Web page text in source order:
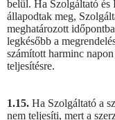
belül. Ha Szolgáltató és
állapodtak meg,
meghatározott
legkésőbb a
számított harminc
teljesítésre.
1.15. Ha Szolgáltató a
nem teljesíti, mert a